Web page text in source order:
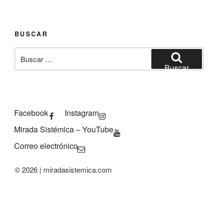
BUSCAR
por:
Buscar
Facebook
Instagram
Mirada Sistémica – YouTube
Correo electrónico
© 2026 | miradasistemica.com